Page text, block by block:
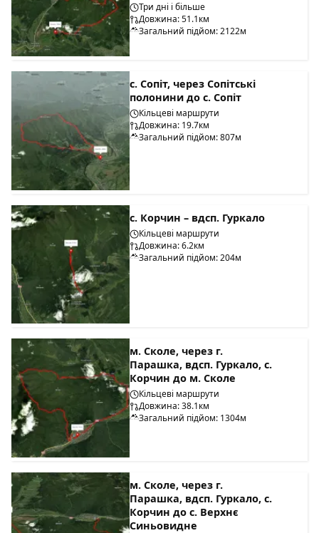
Три дні і більше
Довжина: 51.1км
Загальний підйом: 2122м
с. Сопіт, через Сопітські
полонини до с. Сопіт
Кільцеві маршрути
Довжина: 19.7км
Загальний підйом: 807м
с. Корчин – вдсп. Гуркало
Кільцеві маршрути
Довжина: 6.2км
Загальний підйом: 204м
м. Сколе, через г.
Парашка, вдсп. Гуркало, с.
Корчин до м. Сколе
Кільцеві маршрути
Довжина: 38.1км
Загальний підйом: 1304м
м. Сколе, через г.
Парашка, вдсп. Гуркало, с.
Корчин до с. Верхнє
Синьовидне